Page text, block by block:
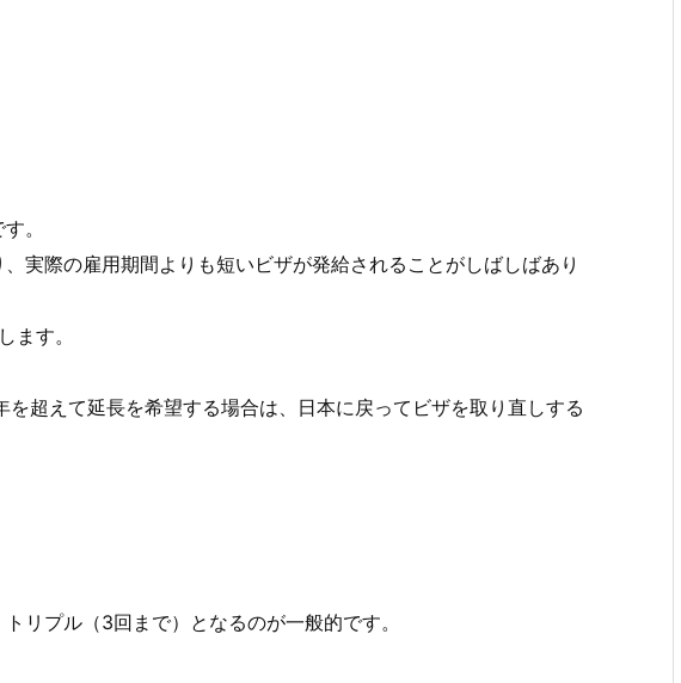
。
実際の雇用期間よりも短いビザが発給されることがしばしばあり
ます。
超えて延長を希望する場合は、日本に戻ってビザを取り直しする
リプル（3回まで）となるのが一般的です。